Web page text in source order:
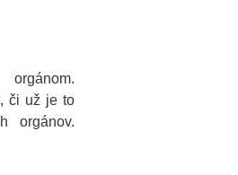
či už je to
orgánov.